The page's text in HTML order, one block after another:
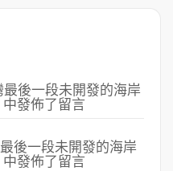
後一段未開發的海岸
中發佈了留言
後一段未開發的海岸
中發佈了留言